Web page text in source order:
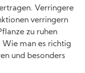
Verringere
verringern
zu ruhen
Wie man es richtig
und besonders